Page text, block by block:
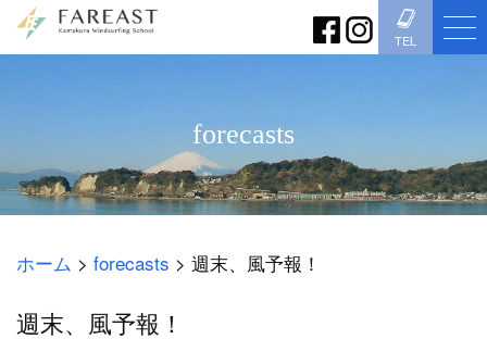
TEL
forecasts
ホーム > forecasts > 週末、風予報！
週末、風予報！